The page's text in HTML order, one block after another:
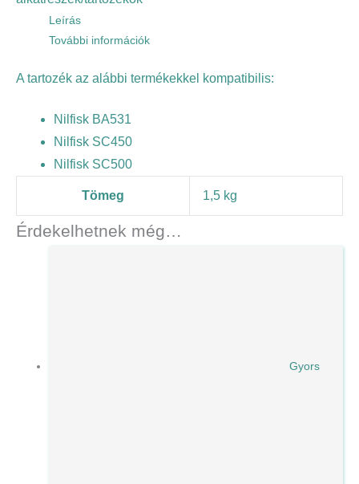
Leírás
További információk
A tartozék az alábbi termékekkel kompatibilis:
Nilfisk BA531
Nilfisk SC450
Nilfisk SC500
Tömeg 1,5 kg
Érdekelhetnek még…
Gyors